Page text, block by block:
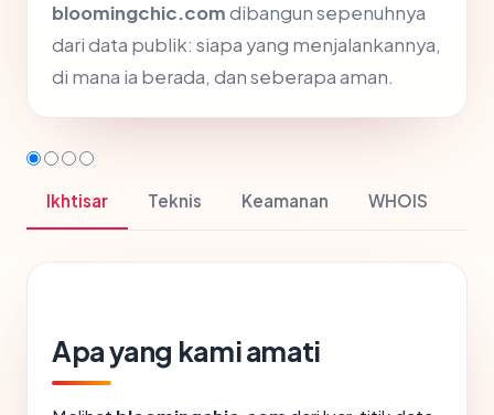
bloomingchic.comdibangun sepenuhnya
dari data publik: siapa yang menjalankannya,
di mana ia berada, dan seberapa aman.
Ikhtisar Teknis Keamanan WHOIS
Apa yang kami amati